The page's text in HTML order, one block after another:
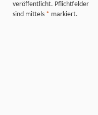
veröffentlicht. Pflichtfelder
sind mittels * markiert.